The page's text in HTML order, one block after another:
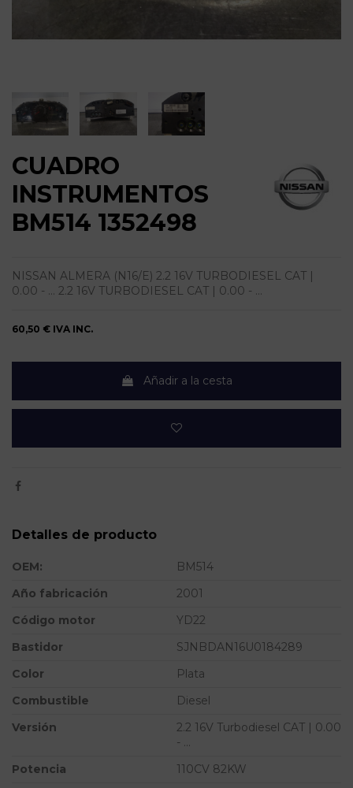
CUADRO
INSTRUMENTOS
BM514 1352498
NISSAN ALMERA (N16/E) 2.2 16V TURBODIESEL CAT |
0.00 - ... 2.2 16V TURBODIESEL CAT | 0.00 - ...
60,50 € IVA INC.
Añadir a la cesta
Detalles de producto
OEM:
BM514
Año fabricación
2001
Código motor
YD22
Bastidor
SJNBDAN16U0184289
Color
Plata
Combustible
Diesel
Versión
2.2 16V Turbodiesel CAT | 0.00
- ...
Potencia
110CV 82KW